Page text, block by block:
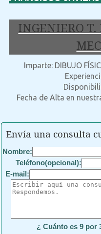
INGENIERO
Imparte: DIBUJO
Fecha de Alta en
Envía una consulta
Nombre:
Teléfono(opcional):
E-mail:
¿ Cuánto es 9 por